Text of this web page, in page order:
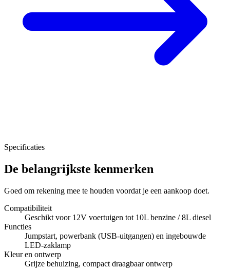
Specificaties
De belangrijkste kenmerken
Goed om rekening mee te houden voordat je een aankoop doet.
Compatibiliteit
Geschikt voor 12V voertuigen tot 10L benzine / 8L diesel
Functies
Jumpstart, powerbank (USB-uitgangen) en ingebouwde
LED-zaklamp
Kleur en ontwerp
Grijze behuizing, compact draagbaar ontwerp